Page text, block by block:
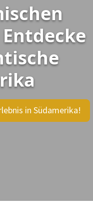
in Südamerika!